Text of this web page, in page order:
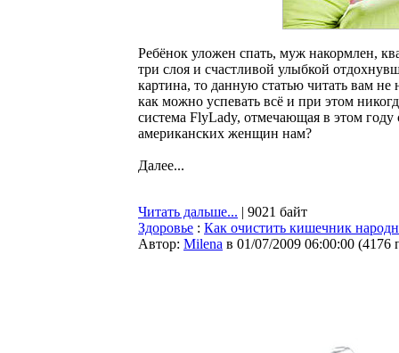
Ребёнок уложен спать, муж накормлен,
три слоя и счастливой улыбкой
картина, то данную статью читать вам
как можно успевать всё и при этом
система FlyLady, отмечающая в этом
американских женщин нам?
Далее...
Читать дальше... | 9021 байт
Здоровье : Как очистить кишечник
Автор: Milena в 01/07/2009 06:00:00 (4176